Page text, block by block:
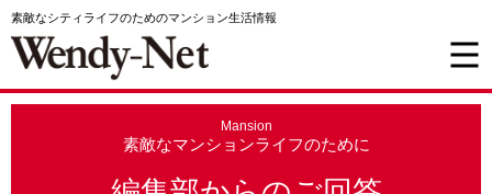
素敵なシティライフのためのマンション生活情報
Mansion
素敵なマンションライフのために